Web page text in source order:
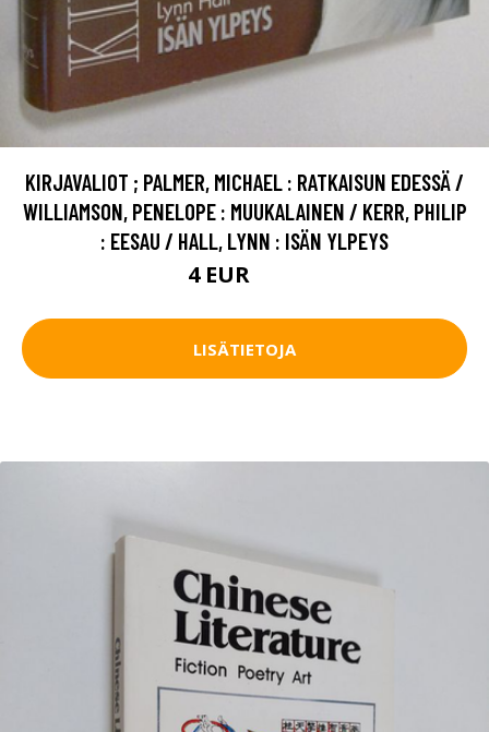
KIRJAVALIOT ; PALMER, MICHAEL : RATKAISUN EDESSÄ /
WILLIAMSON, PENELOPE : MUUKALAINEN / KERR, PHILIP
: EESAU / HALL, LYNN : ISÄN YLPEYS
4 EUR
LISÄTIETOJA